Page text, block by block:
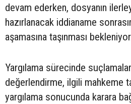
devam ederken, dosyanın
hazırlanacak iddianame
aşamasına taşınması
Yargılama sürecinde
değerlendirme, ilgili mahkeme
yargılama sonucunda karara